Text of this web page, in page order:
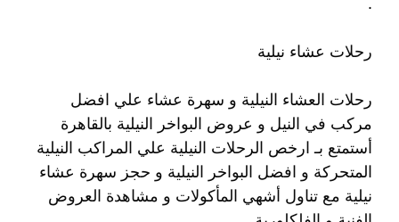
رحلات عشاء نيلية
رحلات العشاء النيلية و سهرة عشاء علي افضل
مركب في النيل و عروض البواخر النيلية بالقاهرة
أستمتع بـ ارخص الرحلات النيلية علي المراكب النيلية
المتحركة و افضل البواخر النيلية و حجز سهرة عشاء
نيلية مع تناول أشهي المأكولات و مشاهدة العروض